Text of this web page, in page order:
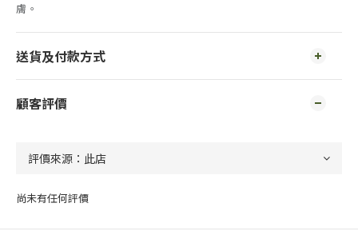
膚。
送貨及付款方式
顧客評價
尚未有任何評價